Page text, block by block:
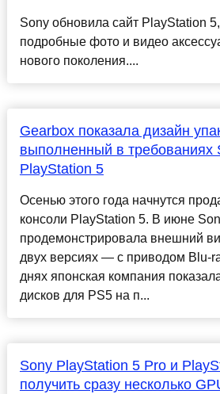
Sony обновила сайт PlayStation
подробные фото и видео
нового поколения....
Gearbox показала дизайн
выполненный в требованиях
PlayStation 5
Осенью этого года начнутся
консоли PlayStation 5. В июне
продемонстрировала внешний
двух версиях — с приводом Blu-
днях японская компания
дисков для PS5 на п...
Sony PlayStation 5 Pro и
получить сразу несколько